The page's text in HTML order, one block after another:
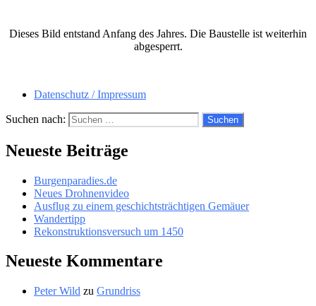
Dieses Bild entstand Anfang des Jahres. Die Baustelle ist weiterhin
abgesperrt.
Datenschutz / Impressum
Suchen nach:
Neueste Beiträge
Burgenparadies.de
Neues Drohnenvideo
Ausflug zu einem geschichtsträchtigen Gemäuer
Wandertipp
Rekonstruktionsversuch um 1450
Neueste Kommentare
Peter Wild zu Grundriss